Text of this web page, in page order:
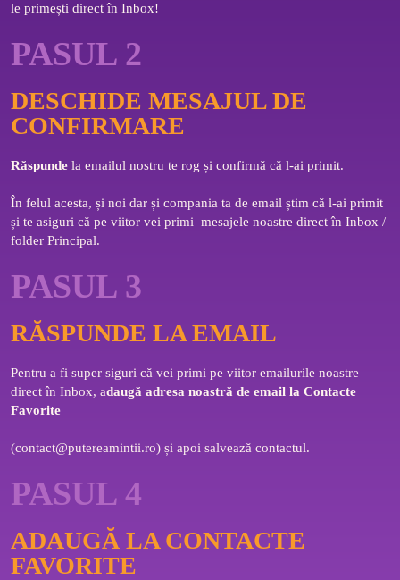
le primești direct în Inbox!
PASUL 2
DESCHIDE MESAJUL DE
CONFIRMARE
Răspunde la emailul nostru te rog și confirmă că l-ai primit.
În felul acesta, și noi dar și compania ta de email știm că l-ai primit
și te asiguri că pe viitor vei primi  mesajele noastre direct în Inbox /
folder Principal.
PASUL 3
RĂSPUNDE LA EMAIL
Pentru a fi super siguri că vei primi pe viitor emailurile noastre
direct în Inbox, adaugă adresa noastră de email la Contacte
Favorite
(contact@putereamintii.ro) și apoi salvează contactul.
PASUL 4
ADAUGĂ LA CONTACTE
FAVORITE